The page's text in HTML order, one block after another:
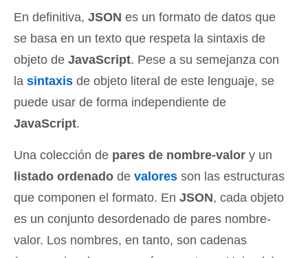
En definitiva, JSON es un formato de datos que
se basa en un texto que respeta la sintaxis de
objeto de JavaScript. Pese a su semejanza con
la sintaxis de objeto literal de este lenguaje, se
puede usar de forma independiente de
JavaScript.
Una colección de pares de nombre-valor y un
listado ordenado de valores son las estructuras
que componen el formato. En JSON, cada objeto
es un conjunto desordenado de pares nombre-
valor. Los nombres, en tanto, son cadenas